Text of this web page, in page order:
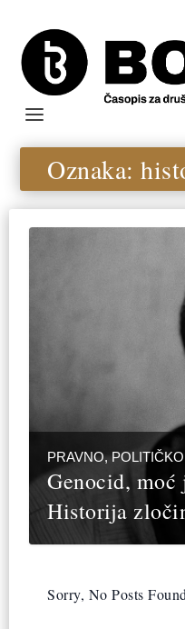
Oznaka:
PRAVNO,
Genocid,
Historija
Sorry, No Posts